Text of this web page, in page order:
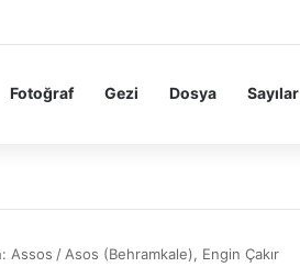
Fotoğraf Gezi Dosya Sayılar
Assos / Asos (Behramkale), Engin Çakır